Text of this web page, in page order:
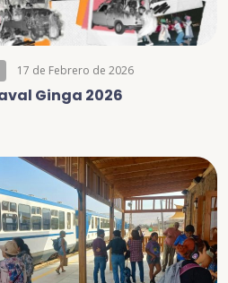
17 de Febrero de 2026
Ginga 2026